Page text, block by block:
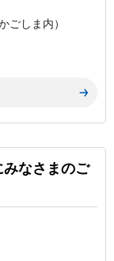
ごしま内）
なさまのご